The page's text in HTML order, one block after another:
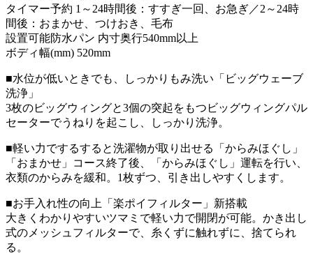
タイマー予約 1～24時間後：すすぎ一回、お急ぎ／2～24時
間後：おまかせ、つけおき、毛布
設置可能防水パン 内寸奥行540mm以上
ボディ幅(mm) 520mm
■水位が低いときでも、しっかりもみ洗い「ビッグウェーブ
洗浄」
3枚のビッグウィングと3個の突起をもつビッグウィングパル
セーターでうねりを起こし、しっかり洗浄。
■軽い力でするすると洗濯物が取り出せる「からみほぐし」
「おまかせ」コース終了後、「からみほぐし」運転を行い、
衣類のからみを緩和。1枚ずつ、引き出しやすくします。
■お手入れ性の向上「楽ポイフィルター」新搭載
大きくわかりやすいツマミで軽い力で開閉が可能。かき出し
式のメッシュフィルターで、糸くずに触れずに、捨てられ
る。